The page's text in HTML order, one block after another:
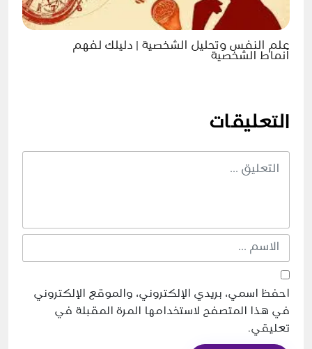
علم النفس وتحليل الشخصية | دليلك لفهم
أنماط الشخصية
التعليقات
احفظ اسمي، بريدي الإلكتروني، والموقع الإلكتروني
في هذا المتصفح لاستخدامها المرة المقبلة في
تعليقي.